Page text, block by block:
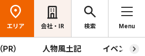
エリア 会社・IR 検索 Menu
） 人物風土記 イベント